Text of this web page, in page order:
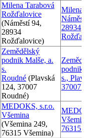
Milena Tarabová
Rožďalovice
(Náměstí 94,
28934
Rožďalovice)
Milena
28934
Zemědělský
podnik Malše, a.
s.
Roudné (Plavská
124, 37007
Roudné)
podnik
s.,
37007
MEDOKS, s.r.o.
Všemina
(Všemina 249,
76315 Všemina)
76315